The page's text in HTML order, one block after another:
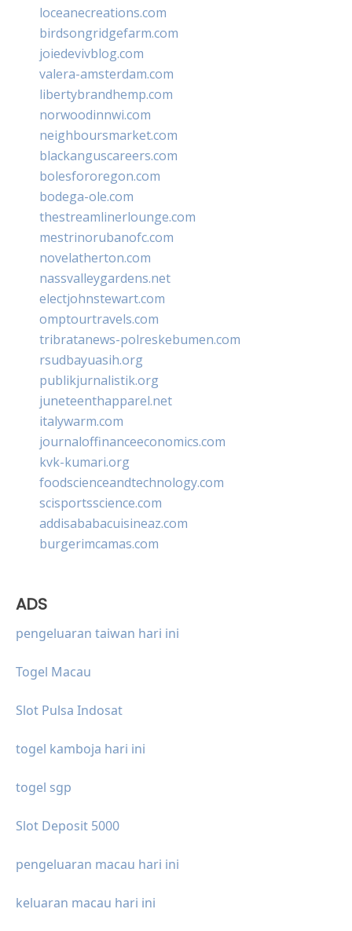
loceanecreations.com
birdsongridgefarm.com
joiedevivblog.com
valera-amsterdam.com
libertybrandhemp.com
norwoodinnwi.com
neighboursmarket.com
blackanguscareers.com
bolesfororegon.com
bodega-ole.com
thestreamlinerlounge.com
mestrinorubanofc.com
novelatherton.com
nassvalleygardens.net
electjohnstewart.com
omptourtravels.com
tribratanews-polreskebumen.com
rsudbayuasih.org
publikjurnalistik.org
juneteenthapparel.net
italywarm.com
journaloffinanceeconomics.com
kvk-kumari.org
foodscienceandtechnology.com
scisportsscience.com
addisababacuisineaz.com
burgerimcamas.com
ADS
pengeluaran taiwan hari ini
Togel Macau
Slot Pulsa Indosat
togel kamboja hari ini
togel sgp
Slot Deposit 5000
pengeluaran macau hari ini
keluaran macau hari ini